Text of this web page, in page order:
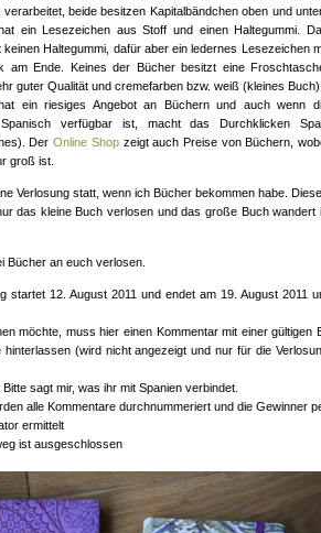
beide besitzen Kapitalbändchen oben und
ein Lesezeichen aus Stoff und einen Haltegummi.
Haltegummi, dafür aber ein ledernes Lesezeichen
am Ende. Keines der Bücher besitzt eine
guter Qualität und cremefarben bzw. weiß (kleines
ein riesiges Angebot an Büchern und auch wenn
verfügbar ist, macht das Durchklicken
DerOnline Shopzeigt auch Preise von Büchern,
groß ist.
Verlosung statt, wenn ich Bücher bekommen habe.
das kleine Buch verlosen und das große Buch wandert
Bücher an euch verlosen.
startet 12. August 2011 und endet am 19. August 2011
möchte, muss hier einen Kommentar mit einer gültigen
hinterlassen (wird nicht angezeigt und nur für die
Bitte sagt mir, was ihr mit Spanien verbindet.
alle Kommentare durchnummeriert und die Gewinner
ermittelt
ist ausgeschlossen